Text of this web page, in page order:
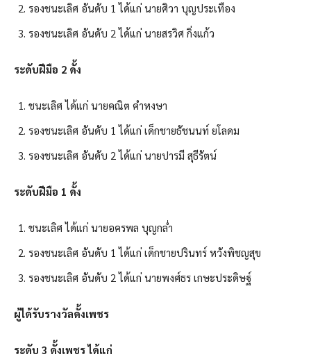
รองชนะเลิศ อันดับ 1 ได้แก่ นายศิวา บุญประเทือง
รองชนะเลิศ อันดับ 2 ได้แก่ นายสรวิศ กิ่งแก้ว
ระดับฝีมือ 2 ดั้ง
ชนะเลิศ ได้แก่ นายคณิต คำหงษา
รองชนะเลิศ อันดับ 1 ได้แก่ เด็กชายธัชนนท์ ยโลดม
รองชนะเลิศ อันดับ 2 ได้แก่ นายปารมี สุธีรัตน์
ระดับฝีมือ 1 ดั้ง
ชนะเลิศ ได้แก่ นายอครพล บุญกล่ำ
รองชนะเลิศ อันดับ 1 ได้แก่ เด็กชายปรินทร์ หวังพิชญสุข
รองชนะเลิศ อันดับ 2 ได้แก่ นายพงศ์ธร เกษะประดิษฐ์
ผู้ได้รับรางวัลดั้งเพชร
ระดับ 3 ดั้งเพชร ได้แก่